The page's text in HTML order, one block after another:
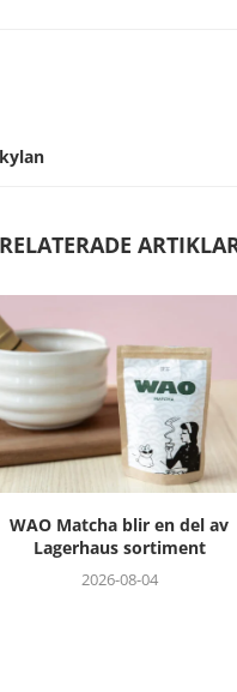
RELATERADE
WAO Matcha blir en del av
Lagerhaus sortiment
2026-08-04